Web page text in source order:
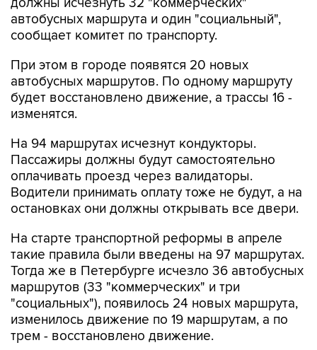
автобусных маршрута и один "социальный",
сообщает комитет по транспорту.
При этом в городе появятся 20 новых
автобусных маршрутов. По одному маршруту
будет восстановлено движение, а трассы 16 -
изменятся.
На 94 маршрутах исчезнут кондукторы.
Пассажиры должны будут самостоятельно
оплачивать проезд через валидаторы.
Водители принимать оплату тоже не будут, а на
остановках они должны открывать все двери.
На старте транспортной реформы в апреле
такие правила были введены на 97 маршрутах.
Тогда же в Петербурге исчезло 36 автобусных
маршрутов (33 "коммерческих" и три
"социальных"), появилось 24 новых маршрута,
изменилось движение по 19 маршрутам, а по
трем - восстановлено движение.